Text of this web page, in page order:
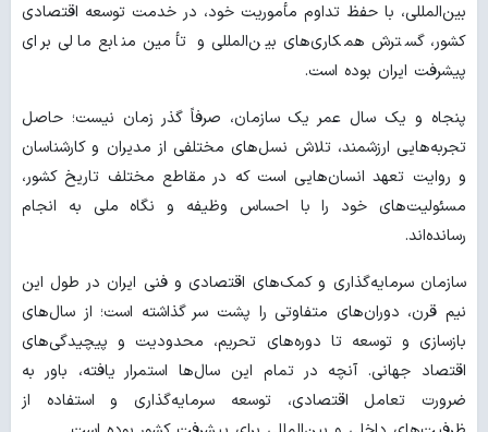
بین‌المللی، با حفظ تداوم مأموریت خود، در خدمت توسعه اقتصادی
کشور، گسترش همکاری‌های بین‌المللی و تأمین منابع مالی برای
پیشرفت ایران بوده است.
پنجاه و یک سال عمر یک سازمان، صرفاً گذر زمان نیست؛ حاصل
تجربه‌هایی ارزشمند، تلاش نسل‌های مختلفی از مدیران و کارشناسان
و روایت تعهد انسان‌هایی است که در مقاطع مختلف تاریخ کشور،
مسئولیت‌های خود را با احساس وظیفه و نگاه ملی به انجام
رسانده‌اند.
سازمان سرمایه‌گذاری و کمک‌های اقتصادی و فنی ایران در طول این
نیم قرن، دوران‌های متفاوتی را پشت سر گذاشته است؛ از سال‌های
بازسازی و توسعه تا دوره‌های تحریم، محدودیت و پیچیدگی‌های
اقتصاد جهانی. آنچه در تمام این سال‌ها استمرار یافته، باور به
ضرورت تعامل اقتصادی، توسعه سرمایه‌گذاری و استفاده از